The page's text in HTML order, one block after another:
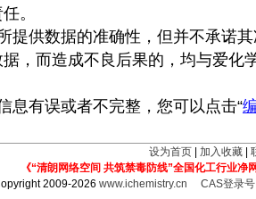
。
提供数据的准确性，但并不承诺
，而造成不良后果的，均与爱化
息有误或者不完整，您可以点击“
设为首页 加入收藏
《“清朗网络空间 共筑禁毒防线”全国化工行业净
2009-2026www.ichemistry.cn
CAS登录